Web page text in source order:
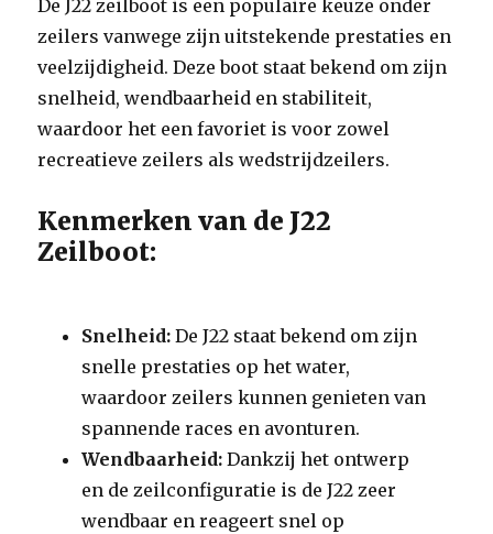
De J22 zeilboot is een populaire keuze onder
zeilers vanwege zijn uitstekende prestaties en
veelzijdigheid. Deze boot staat bekend om zijn
snelheid, wendbaarheid en stabiliteit,
waardoor het een favoriet is voor zowel
recreatieve zeilers als wedstrijdzeilers.
Kenmerken van de J22
Zeilboot:
Snelheid: De J22 staat bekend om zijn
snelle prestaties op het water,
waardoor zeilers kunnen genieten van
spannende races en avonturen.
Wendbaarheid: Dankzij het ontwerp
en de zeilconfiguratie is de J22 zeer
wendbaar en reageert snel op